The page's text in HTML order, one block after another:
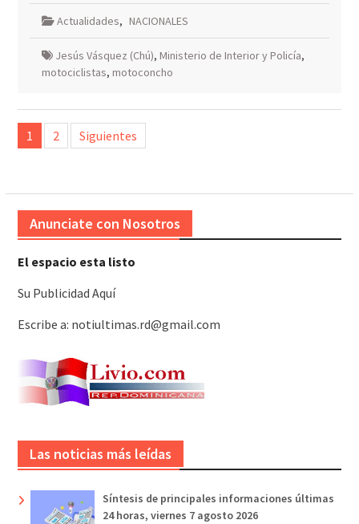
Actualidades, NACIONALES
Jesús Vásquez (Chú), Ministerio de Interior y Policía,
motociclistas, motoconcho
Paginación
de
1 2 Siguientes
Anunciate con Nosotros
El espacio esta listo
Su Publicidad Aquí
Escribe a: notiultimas.rd@gmail.com
Las noticias más leídas
Síntesis de principales informaciones últimas
24 horas, viernes 7 agosto 2026